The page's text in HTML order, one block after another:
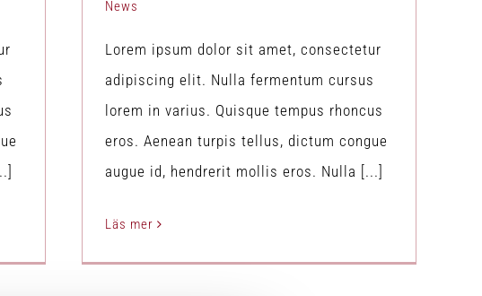
News
Lorem ipsum dolor sit amet, consectetur
adipiscing elit. Nulla fermentum cursus
lorem in varius. Quisque tempus rhoncus
eros. Aenean turpis tellus, dictum congue
augue id, hendrerit mollis eros. Nulla [...]
Läs mer